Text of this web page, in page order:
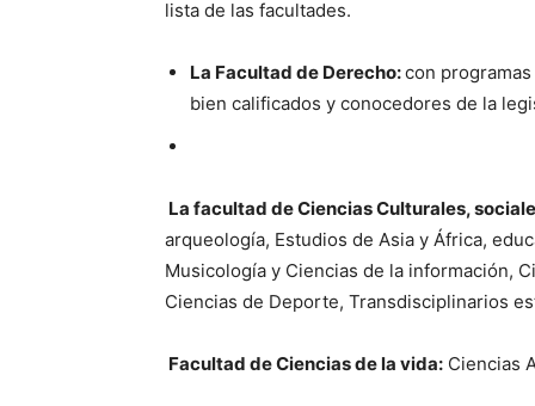
lista de las facultades.
La Facultad de Derecho:con
bien calificados y conocedores de la
La facultad de Ciencias Culturales,
arqueología, Estudios de Asia y África,
Musicología y Ciencias de la información,
Ciencias de Deporte, Transdisciplinarios
Facultad de Ciencias de la vida: Ciencias